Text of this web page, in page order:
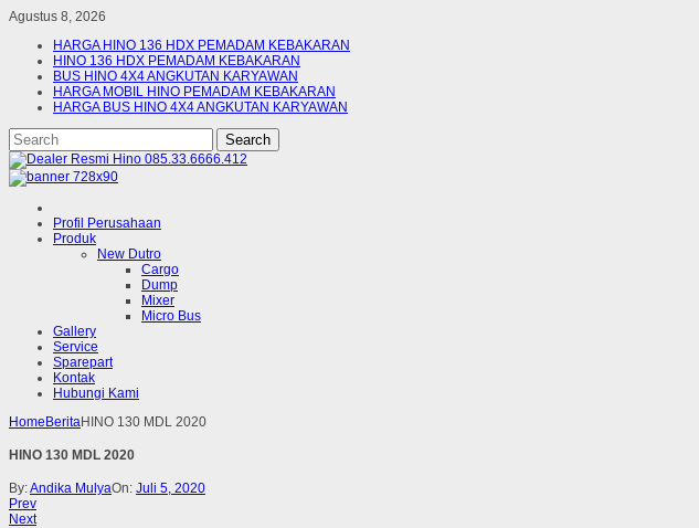
Agustus 8, 2026
HARGA HINO 136 HDX PEMADAM KEBAKARAN
HINO 136 HDX PEMADAM KEBAKARAN
BUS HINO 4X4 ANGKUTAN KARYAWAN
HARGA MOBIL HINO PEMADAM KEBAKARAN
HARGA BUS HINO 4X4 ANGKUTAN KARYAWAN
Profil Perusahaan
Produk
New Dutro
Cargo
Dump
Mixer
Micro Bus
Gallery
Service
Sparepart
Kontak
Hubungi Kami
Home BeritaHINO 130 MDL 2020
HINO 130 MDL 2020
By:Andika MulyaOn: Juli 5, 2020
Prev
Next